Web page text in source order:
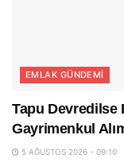
EMLAK GÜNDEMI
Tapu Devredilse
Gayrimenkul
5 AĞUSTOS 2026 - 09:10